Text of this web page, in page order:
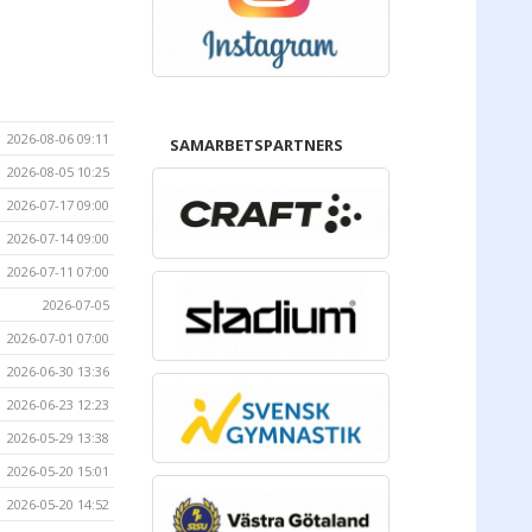
2026-08-06 09:11
2026-08-05 10:25
2026-07-17 09:00
2026-07-14 09:00
2026-07-11 07:00
2026-07-05
2026-07-01 07:00
2026-06-30 13:36
2026-06-23 12:23
2026-05-29 13:38
2026-05-20 15:01
2026-05-20 14:52
SAMARBETSPARTNERS